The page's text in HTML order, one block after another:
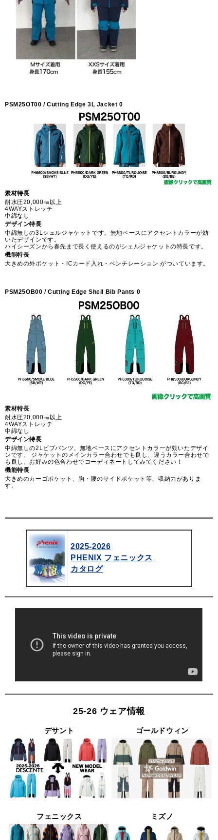
PSM25OT00 / Cutting Edge 3L Jacket 0
素材特長
耐水圧20,000㎜以上
4WAYストレッチ
中綿なし
デザイン特長
中綿無しの3Lシェルジャケットです。無地ベースにアクセントカラーが効
いたデザインです。
ハイシーズンから春先まで長く使えるのがシェルジャケットの特長です。
機能特長
大きめの外ポケット・ICカード入れ・ベンチレーション がついています。
PSM25OB00 / Cutting Edge Shell Bib Pants 0
素材特長
耐水圧20,000㎜以上
4WAYストレッチ
中綿なし
デザイン特長
中綿無しの2Lビブパンツ。無地ベースにアクセントカラーが効いたデザイ
ンです。 ジャケットのメインカラー合わせでも良し、違うカラー合わせで
も良し。お好みの色合わせでコーディネートしてみてください！
機能特長
大きめのカーゴポケット、胸・腰のサイドポケット等、収納力がありま
す。
2025-2026
PHENIX フェニックス
カタログ
25-26 ウェア情報
デサント ゴールドウィン
フェニックス ミズノ